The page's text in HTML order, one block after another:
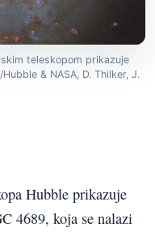
teleskopom prikazuje
& NASA, D. Thilker, J.
Hubble prikazuje
4689, koja se nalazi